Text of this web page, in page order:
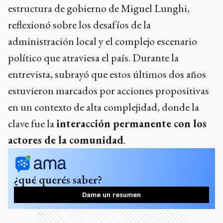
estructura de gobierno de Miguel Lunghi,
reflexionó sobre los desafíos de la
administración local y el complejo escenario
político que atraviesa el país. Durante la
entrevista, subrayó que estos últimos dos años
estuvieron marcados por acciones propositivas
en un contexto de alta complejidad, donde la
clave fue lainteracción permanente con los
actores de la comunidad.
¿qué querés saber?
Dame un resumen
Ads